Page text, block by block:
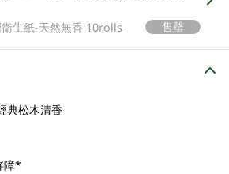
生紙-天然無香 10rolls 售罄
典松木清香
障*